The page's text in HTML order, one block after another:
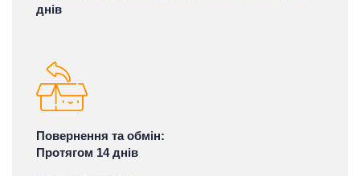
днів
Повернення та обмін:
Протягом 14 днів